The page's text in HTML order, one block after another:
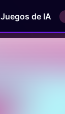
Juegos de IA